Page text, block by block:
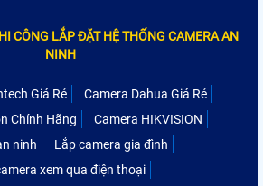
CÔNG LẮP ĐẶT HỆ THỐNG CAMERA AN
NINH
Giá Rẻ
Camera Dahua Giá Rẻ
Chính Hãng
Camera HIKVISION
ninh
Lắp camera gia đình
xem qua điện thoại